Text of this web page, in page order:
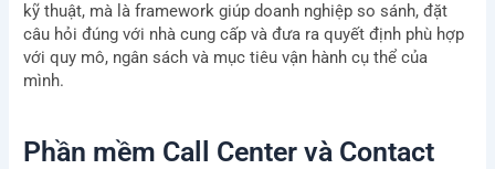
kỹ thuật, mà là framework giúp doanh nghiệp so sánh, đặt
câu hỏi đúng với nhà cung cấp và đưa ra quyết định phù hợp
với quy mô, ngân sách và mục tiêu vận hành cụ thể của
mình.
Phần mềm Call Center và Contact